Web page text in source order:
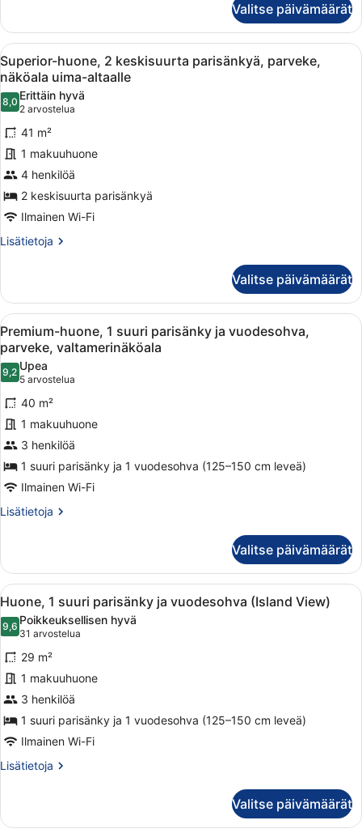
altaalle
kuvat
1
suuri
parisänky
ja
vuodesohva,
parveke,
näköala
uima-
Valitse päivämäärät
Avaa
kaikki
huonetyypin
Superior-
huone,
2
keskisuurta
parisänkyä,
parveke,
näköala
uima-
Hotellihuone, jossa on kaksi
9
Superior-huone, 2 keskisuurta parisänkyä, parveke,
näköala uima-altaalle
8,08,0 kautta 10
Erittäin hyvä
2 arvostelua
(2
arvostelua)
41 m²
1 makuuhuone
4 henkilöä
2 keskisuurta parisänkyä
Ilmainen Wi-Fi
Lisätietoja
Lisätietoja
2
keskisuurta
parisänkyä,
parveke,
näköala
uima-
altaalle
Valitse päivämäärät
Avaa
kaikki
huonetyypin
Premium-
huone,
1
suuri
parisänky
ja
vuodesohva,
parveke,
Hotellihuone, jossa on suuri
10
Premium-huone, 1 suuri parisänky ja vuodesohva,
parveke, valtamerinäköala
9,29,2 kautta 10
Upea
5 arvostelua
(5
arvostelua)
40 m²
1 makuuhuone
3 henkilöä
1 suuri parisänky ja 1 vuodesohva (125–150 cm leveä)
Ilmainen Wi-Fi
Lisätietoja
Lisätietoja
1
suuri
parisänky
vuodesohva,
parveke,
valtamerinäköala
Valitse päivämäärät
Avaa
kaikki
huonetyypin
Huone,
1
suuri
parisänky
ja
vuodesohva
(Island
Hotellihuone, jossa on suuri
7
Huone, 1 suuri parisänky ja vuodesohva (Island View)
9,69,6 kautta 10
Poikkeuksellisen hyvä
31 arvostelua
(31
arvostelua)
29 m²
1 makuuhuone
3 henkilöä
1 suuri parisänky ja 1 vuodesohva (125–150 cm leveä)
Ilmainen Wi-Fi
Lisätietoja
Lisätietoja
suuri
Valitse päivämäärät